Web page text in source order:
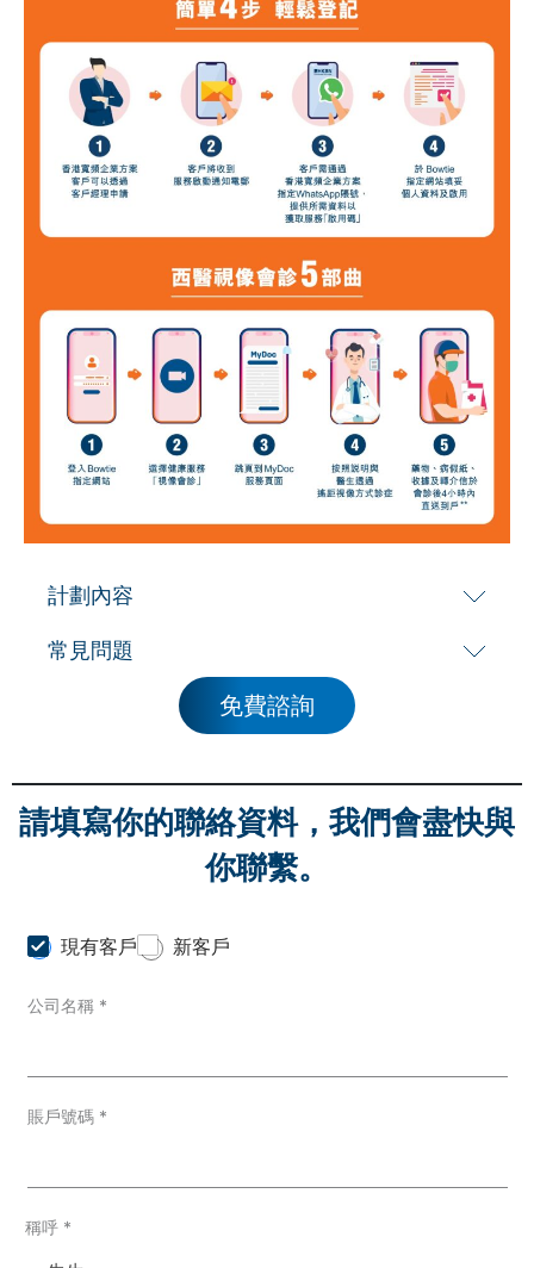
計劃內容
常見問題
免費諮詢
請填寫你的聯絡資料，我們會盡快與
你聯繫。
C
u
t
T
現有客戶 新客戶
公司名稱 *
賬戶號碼 *
稱呼 *